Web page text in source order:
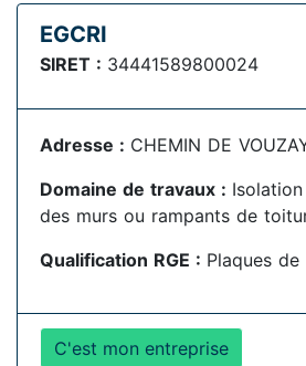
EGCRI
SIRET : 34441589800024
Adresse : CHEMIN DE
Domaine de travaux :
des murs ou rampants de
Qualification RGE : Plaques
C'est mon entreprise